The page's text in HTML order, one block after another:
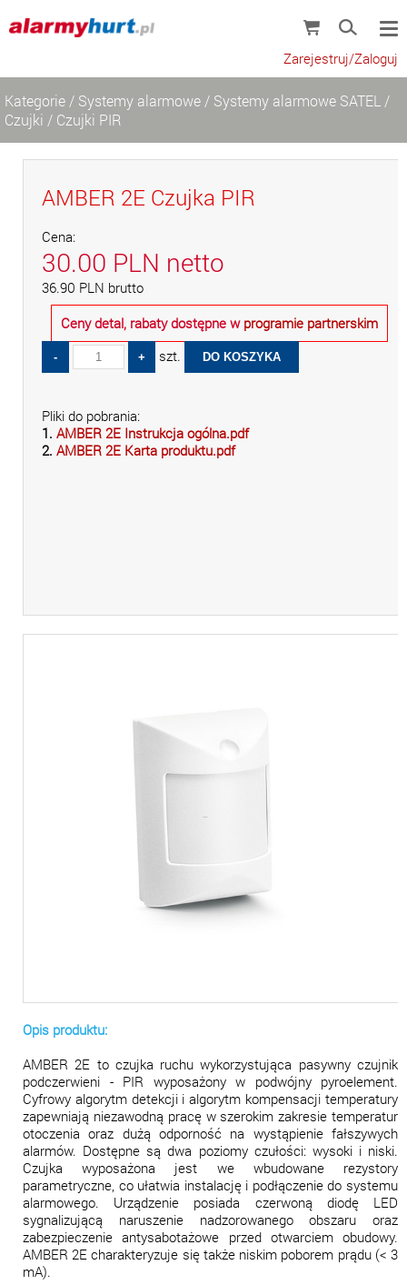
Zarejestruj/Zaloguj
Kategorie / Systemy alarmowe / Systemy alarmowe SATEL /
Czujki / Czujki PIR
AMBER 2E Czujka PIR
Cena:
30.00 PLN netto
36.90 PLN brutto
Ceny detal, rabaty dostępne w programie partnerskim
szt.
Pliki do pobrania:
1. AMBER 2E Instrukcja ogólna.pdf
2. AMBER 2E Karta produktu.pdf
Opis produktu:
AMBER 2E to czujka ruchu wykorzystująca pasywny czujnik
podczerwieni - PIR wyposażony w podwójny pyroelement.
Cyfrowy algorytm detekcji i algorytm kompensacji temperatury
zapewniają niezawodną pracę w szerokim zakresie temperatur
otoczenia oraz dużą odporność na wystąpienie fałszywych
alarmów. Dostępne są dwa poziomy czułości: wysoki i niski.
Czujka wyposażona jest we wbudowane rezystory
parametryczne, co ułatwia instalację i podłączenie do systemu
alarmowego. Urządzenie posiada czerwoną diodę LED
sygnalizującą naruszenie nadzorowanego obszaru oraz
zabezpieczenie antysabotażowe przed otwarciem obudowy.
AMBER 2E charakteryzuje się także niskim poborem prądu (< 3
mA).